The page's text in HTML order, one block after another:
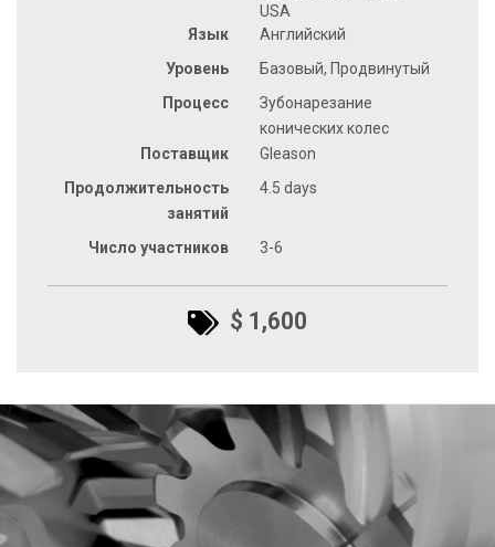
USA
Язык
Английский
Уровень
Базовый, Продвинутый
Процесс
Зубонарезание
конических колес
Поставщик
Gleason
Продолжительность
занятий
4.5 days
Число участников 3-6
$ 1,600